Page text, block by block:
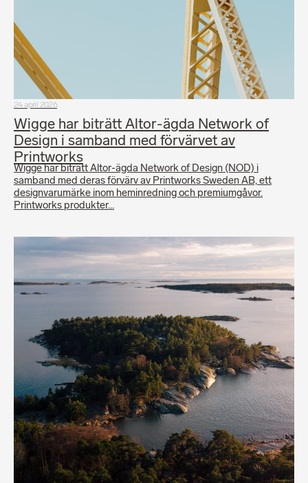
24 april 2026
Wigge har biträtt Altor-ägda Network of
Design i samband med förvärvet av
Printworks
Wigge har biträtt Altor-ägda Network of Design (NOD) i
samband med deras förvärv av Printworks Sweden AB, ett
designvarumärke inom heminredning och premiumgåvor.
Printworks produkter…